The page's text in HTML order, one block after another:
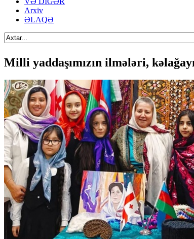
Arxiv
ƏLAQƏ
Milli yaddaşımızın ilmələri,